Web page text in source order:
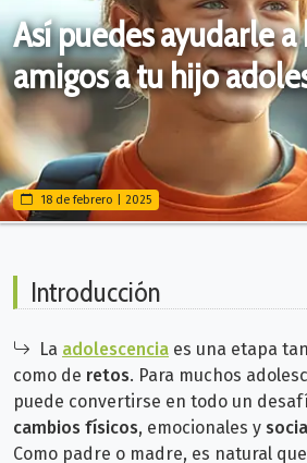
Así puedes ayudarle a
amigos a tu hijo
18 de febrero | 2025
Introducción
La adolescencia es una etapa
como de retos. Para muchos
puede convertirse en todo un
cambios físicos, emocionales y
Como padre o madre, es natural